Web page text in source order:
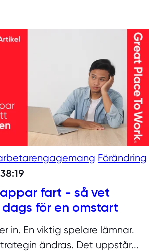
Förändring
fart - så vet
för en omstart
in. En viktig spelare lämnar.
ändras. Det uppstår...